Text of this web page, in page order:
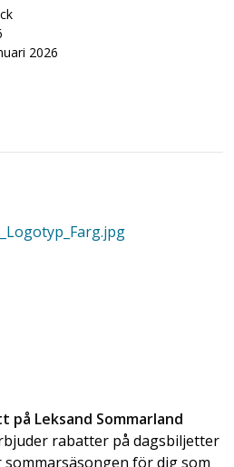
2026
på Leksand Sommarland
rabatter på dagsbiljetter
för dig som